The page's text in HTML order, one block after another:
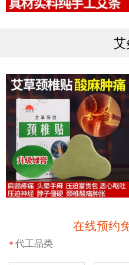
艾
在线预约
* 代工品类